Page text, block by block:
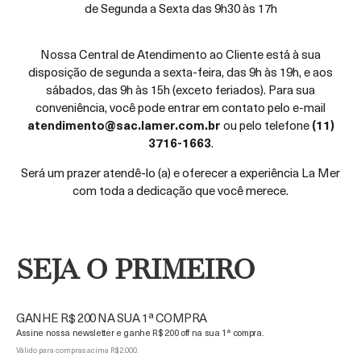
reembolso, após o recebimento da devolução do
parcial do reembolso será aplicado de acordo com
o cumprimento das condições dispostas nas
instruções desse documento;
Os custos de transporte para devoluções por
arrependimento de compra são de
responsabilidade da La Mer Brasil Online;
de amostras e/ou brindes.
Todos os nossos produtos respeitam a garantia legal de 30
(trinta) dias corridos para quaisquer vícios e/ou defeitos, desde
que não sejam decorrentes do uso ou armazenamento
e/ou defeito seja comprovado, você, como todo Usuário,
poderá optar pelo reembolso do valor total do item ou, pelo
abatimento proporcional do preço do valor total da sua compra,
de Segunda a Sexta das 9h30 às 17h
Nossa Central de Atendimento ao Cliente está à sua
disposição de segunda a sexta-feira, das 9h às 19h, e aos
sábados, das 9h às 15h (exceto feriados). Para sua
conveniência, você pode entrar em contato pelo e-mail
atendimento@sac.lamer.com.brou pelo telefone(11)
3716-1663.
Será um prazer atendê-lo (a) e oferecer a experiência La Mer
com toda a dedicação que você merece.
SEJA O PRIMEIRO
GANHE R$ 200 NA SUA 1ª COMPRA
Assine nossa newsletter e ganhe R$ 200 off na sua 1ª compra.
Válido para compras acima R$ 2.000.